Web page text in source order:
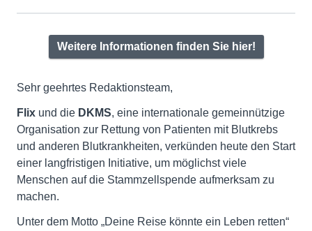
Weitere Informationen finden Sie hier!
Sehr geehrtes Redaktionsteam,
Flix und die DKMS, eine internationale gemeinnützige
Organisation zur Rettung von Patienten mit Blutkrebs
und anderen Blutkrankheiten, verkünden heute den Start
einer langfristigen Initiative, um möglichst viele
Menschen auf die Stammzellspende aufmerksam zu
machen.
Unter dem Motto „Deine Reise könnte ein Leben retten“